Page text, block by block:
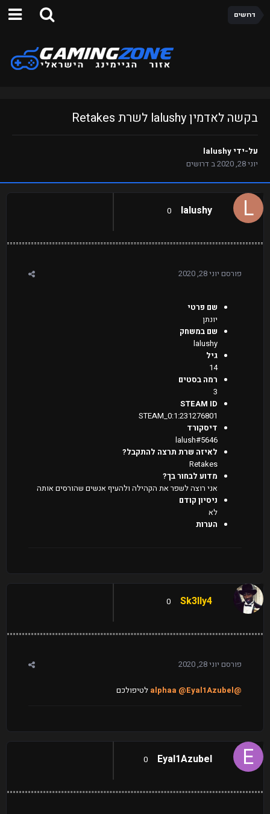
דרושים
בקשה לאדמין lalushy לשרת Retakes
על-ידיlalushy
יוני 28, 2020
בדרושים
lalushy
0
פורסם יוני 28, 2020
שם פרטי
יונתן
שם במשחק
lalushy
גיל
14
רמה בסטים
3
STEAM ID
STEAM_0:1:231276801
דיסקורד
lalush#5646
לאיזה שרת תרצה להתקבל?
Retakes
מדוע לבחור בך?
אני רוצה לשפר את הקהילה ולהעיף אנשים שהורסים אותה
ניסיון קודם
לא
הערות
Sk3lly4
0
פורסם יוני 28, 2020
@alphaa
@Eyal1Azubel לטיפולכם
Eyal1Azubel
0